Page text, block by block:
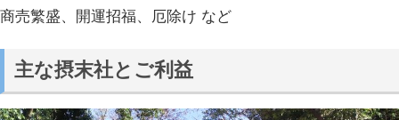
商売繁盛、開運招福、厄除け など
主な摂末社とご利益